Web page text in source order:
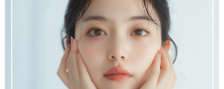
台灣樂天信用卡公司
【大哥付你分期使用說明】
1.本服務由台灣大哥大提供，台灣大哥大用戶可立即使用無須另外申請。
2.付款方式選擇「大哥付你分期」，訂單成立後會自動跳轉到大哥付的交易
流程，驗證手機門號後，選擇欲分期的期數、繳款截止日，確認付款後即完
3.實際核准額度、可分期數及費用金額請依後續交易確認頁面所載為準。
【關於「AFTEE先享後付」】
AFTEE先享後付是「在收到商品之後才付款」的支付方式。 讓您購物簡單